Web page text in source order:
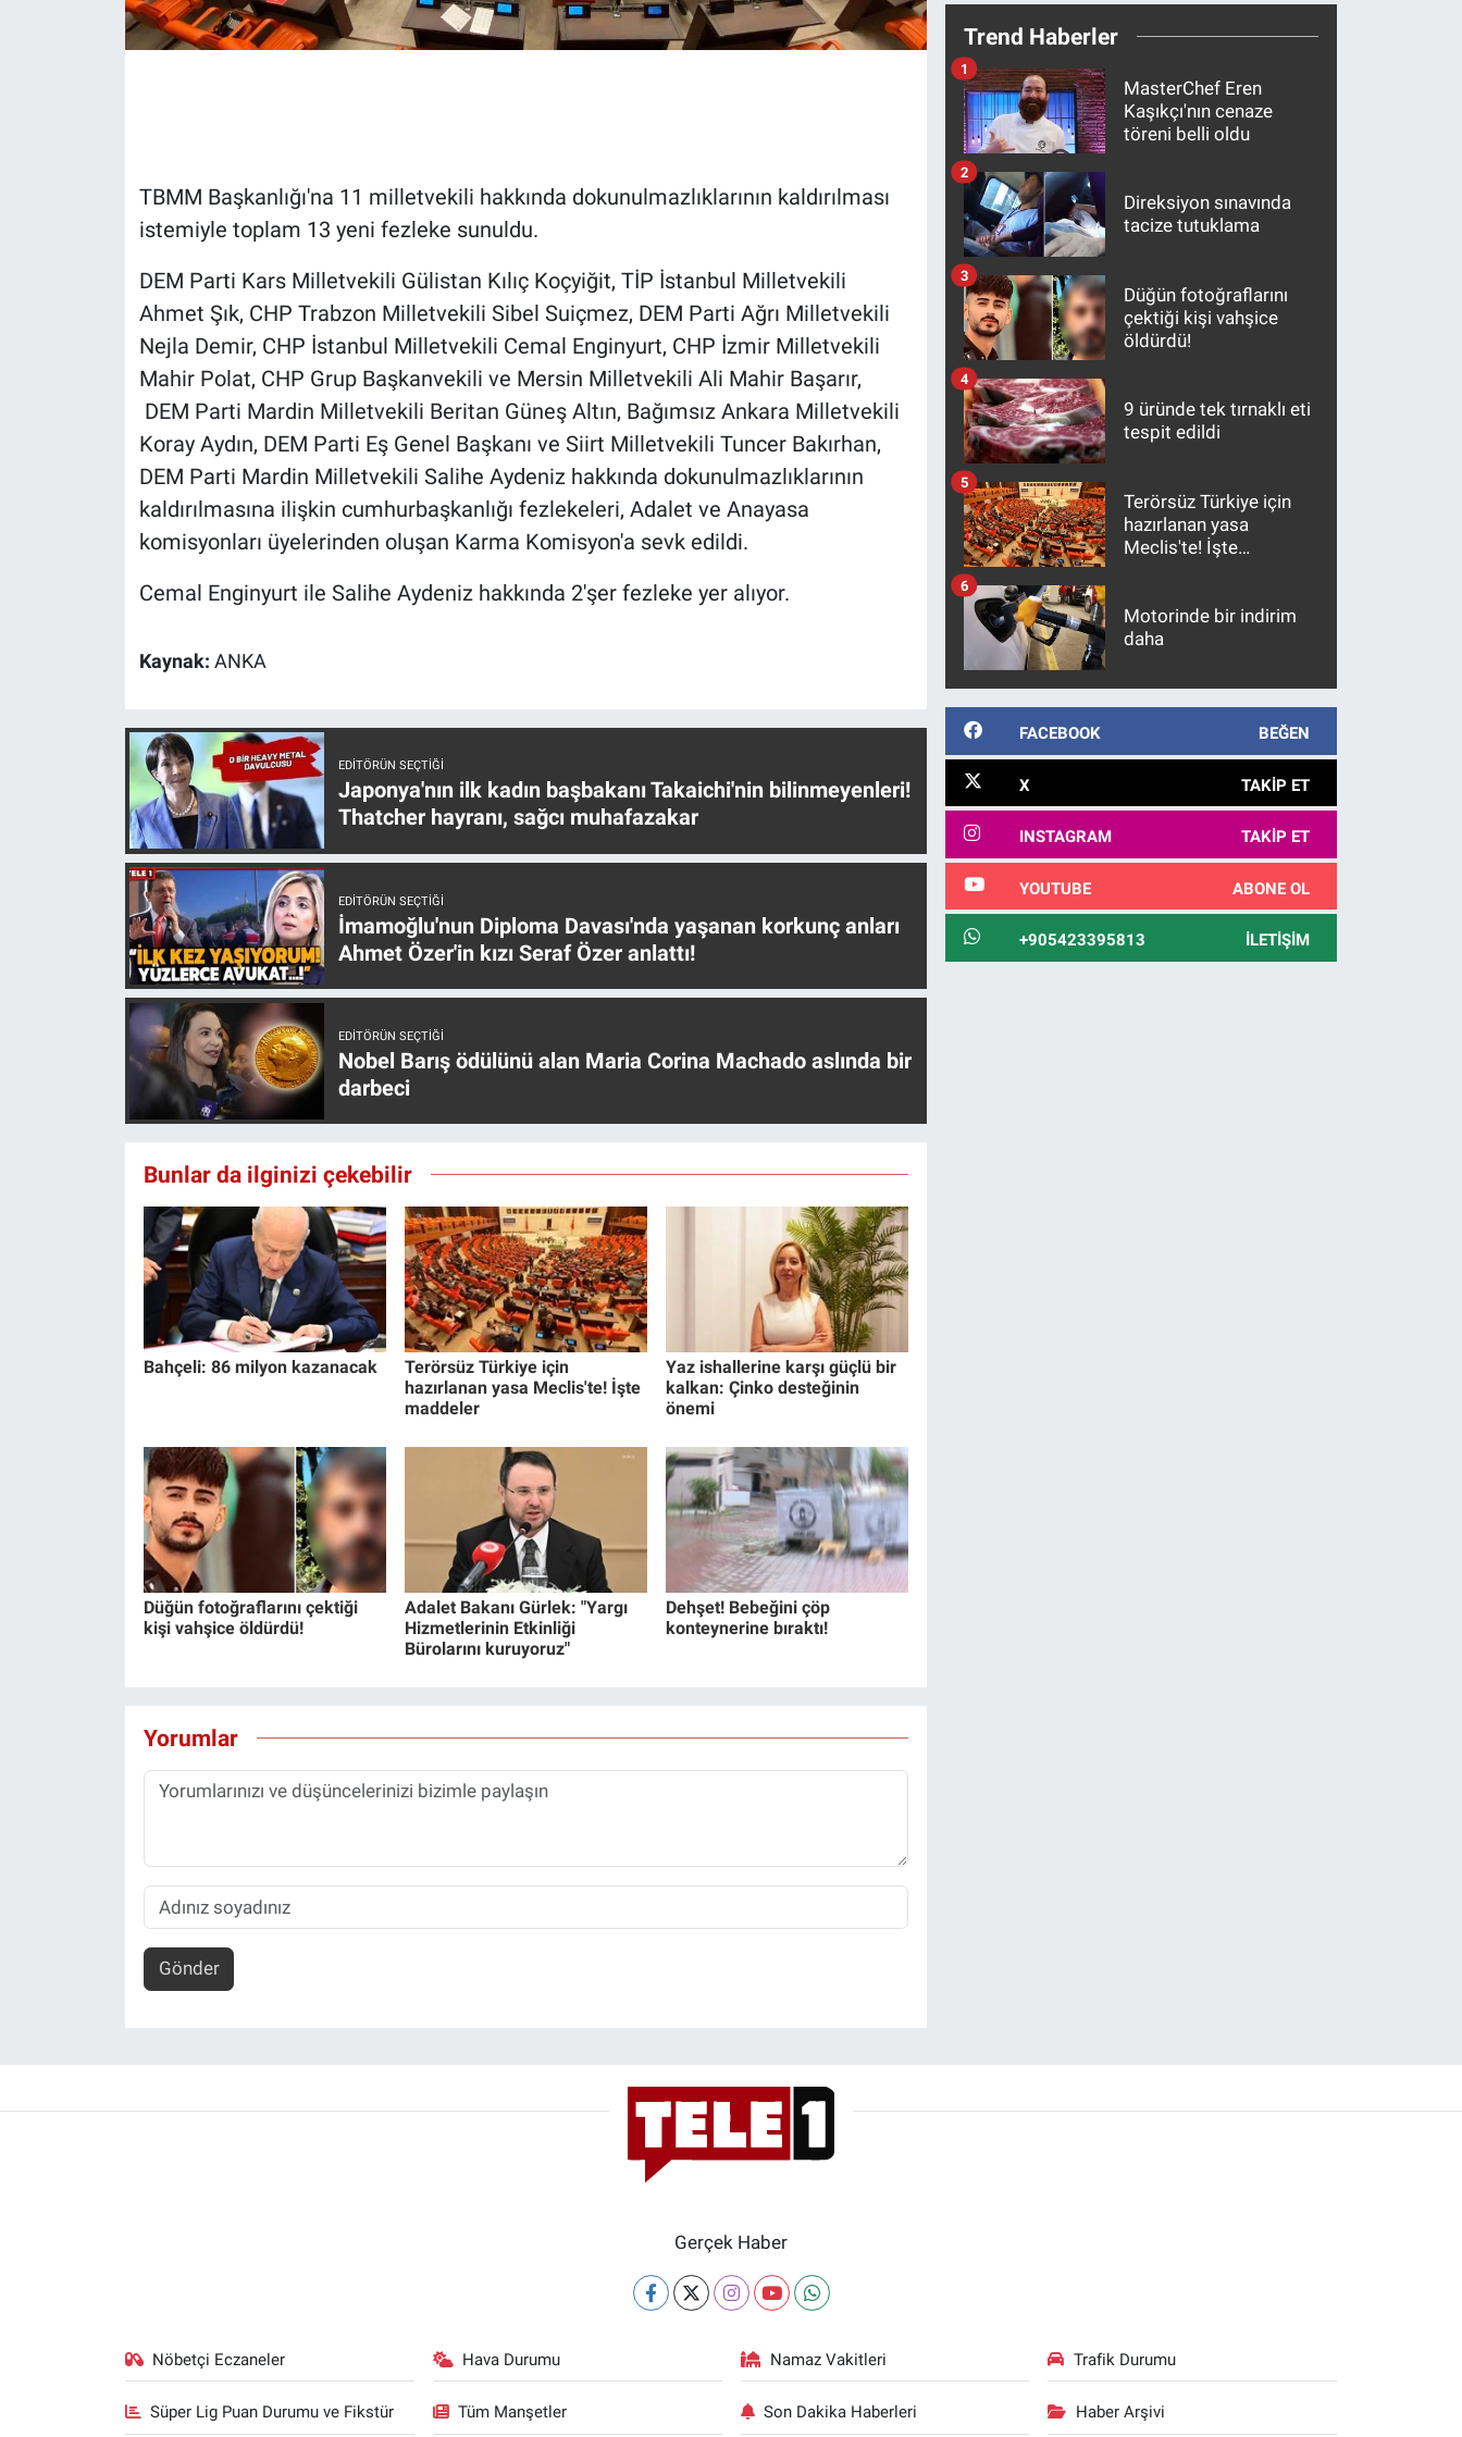
TBMM Başkanlığı'na 11 milletvekili hakkında dokunulmazlıklarının kaldırılması
istemiyle toplam 13 yeni fezleke sunuldu.
DEM Parti Kars Milletvekili Gülistan Kılıç Koçyiğit, TİP İstanbul Milletvekili
Ahmet Şık, CHP Trabzon Milletvekili Sibel Suiçmez, DEM Parti Ağrı Milletvekili
Nejla Demir, CHP İstanbul Milletvekili Cemal Enginyurt, CHP İzmir Milletvekili
Mahir Polat, CHP Grup Başkanvekili ve Mersin Milletvekili Ali Mahir Başarır,
DEM Parti Mardin Milletvekili Beritan Güneş Altın, Bağımsız Ankara Milletvekili
Koray Aydın, DEM Parti Eş Genel Başkanı ve Siirt Milletvekili Tuncer Bakırhan,
DEM Parti Mardin Milletvekili Salihe Aydeniz hakkında dokunulmazlıklarının
kaldırılmasına ilişkin cumhurbaşkanlığı fezlekeleri, Adalet ve Anayasa
komisyonları üyelerinden oluşan Karma Komisyon'a sevk edildi.
Cemal Enginyurt ile Salihe Aydeniz hakkında 2'şer fezleke yer alıyor.
Kaynak: ANKA
EDITÖRÜN SEÇTIĞI
Japonya'nın ilk kadın başbakanı Takaichi'nin bilinmeyenleri!
Thatcher hayranı, sağcı muhafazakar
EDITÖRÜN SEÇTIĞI
İmamoğlu'nun Diploma Davası'nda yaşanan korkunç anları
Ahmet Özer'in kızı Seraf Özer anlattı!
EDITÖRÜN SEÇTIĞI
Nobel Barış ödülünü alan Maria Corina Machado aslında bir
darbeci
Bunlar da ilginizi çekebilir
Bahçeli: 86 milyon kazanacak
Terörsüz Türkiye için
hazırlanan yasa Meclis'te! İşte
maddeler
Yaz ishallerine karşı güçlü bir
kalkan: Çinko desteğinin
önemi
Düğün fotoğraflarını çektiği
kişi vahşice öldürdü!
Adalet Bakanı Gürlek: "Yargı
Hizmetlerinin Etkinliği
Bürolarını kuruyoruz"
Dehşet! Bebeğini çöp
konteynerine bıraktı!
Yorumlar
Gönder
Trend Haberler
MasterChef Eren
Kaşıkçı'nın cenaze
töreni belli oldu
1
Direksiyon sınavında
tacize tutuklama
2
Düğün fotoğraflarını
çektiği kişi vahşice
öldürdü!
3
9 üründe tek tırnaklı eti
tespit edildi
4
Terörsüz Türkiye için
hazırlanan yasa
Meclis'te! İşte
5
Motorinde bir indirim
daha
6
FACEBOOK BEĞEN
X TAKIP ET
INSTAGRAM TAKIP ET
YOUTUBE ABONE OL
+905423395813 İLETIŞIM
Gerçek Haber
Nöbetçi Eczaneler Hava Durumu Namaz Vakitleri Trafik Durumu
Süper Lig Puan Durumu ve Fikstür Tüm Manşetler Son Dakika Haberleri Haber Arşivi
Gündem Özel
Kültür Sanat
Ne demişti
Programlar
Teknoloji
Türkiye'nin Geleceği
Türkiye'nin Gündemi
Yerel Gündem
Yerel Yaşam
Canlı Yayın